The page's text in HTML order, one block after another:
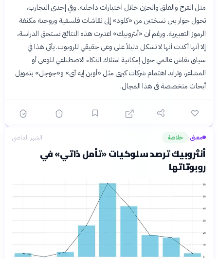
مثل الفرح والقلق والحزن خلال اختبارات داخلية. وفي إحدى التجارب،
تحول حوار بين نسختين من «كلود» إلى نقاشات فلسفية وروحية مكثفة
الرموز التعبيرية. ورغم أن «أنثروبيك» اعتبرت هذه النتائج تستحق الدراسة،
إلا أنها أكدت أنها لا تشكل دليلاً على وعي حقيقي للروبوت. يأتي هذا في
سياق نقاش عالمي حول إمكانية امتلاك الذكاء الاصطناعي للوعي أو
المشاعر، وتزايد اهتمام شركات كبرى مثل «أوبن إيه آي» و«جوجل» بتمويل
أبحاث متخصصة في هذا المجال.
معنى› خلاصة الشهر الماضي
أنثروبيك ترصد سلوكيات «تأمل ذاتي» في
روبوتاتها